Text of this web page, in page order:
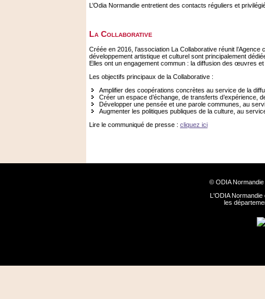
L’Odia Normandie entretient des contacts réguliers et
La Collaborative
Créée en 2016, l’association La Collaborative réunit
développement artistique et culturel sont principalement
Elles ont un engagement commun : la diffusion des œuvres et
Les objectifs principaux de la Collaborative :
Amplifier des coopérations concrètes au service de la
Créer un espace d’échange, de transferts d’expérience,
Développer une pensée et une parole communes, au
Augmenter les politiques publiques de la culture, au
Lire le communiqué de presse : cliquez ici
© ODIA Normandie
L'ODIA
les